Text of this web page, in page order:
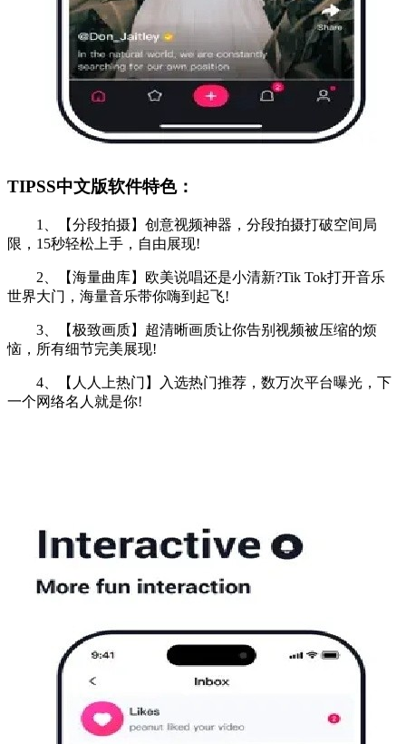
TIPSS中文版软件特色：
1、【分段拍摄】创意视频神器，分段拍摄打破空间局
限，15秒轻松上手，自由展现!
2、【海量曲库】欧美说唱还是小清新?Tik Tok打开音乐
世界大门，海量音乐带你嗨到起飞!
3、【极致画质】超清晰画质让你告别视频被压缩的烦
恼，所有细节完美展现!
4、【人人上热门】入选热门推荐，数万次平台曝光，下
一个网络名人就是你!